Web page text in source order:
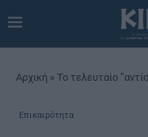
Αρχική » Το τελευταίο
Επικαιρότητα